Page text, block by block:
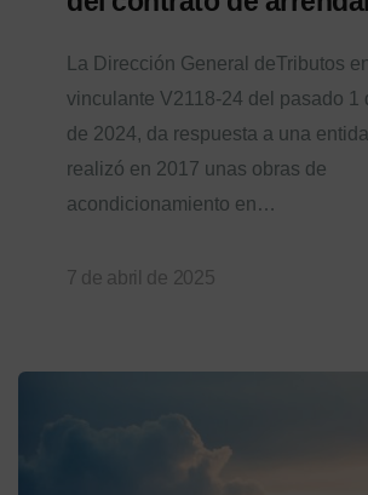
La Dirección General deTributos
vinculante V2118-24 del pasado 1
de 2024, da respuesta a una
realizó en 2017 unas obras de
acondicionamiento en…
7 de abril de 2025